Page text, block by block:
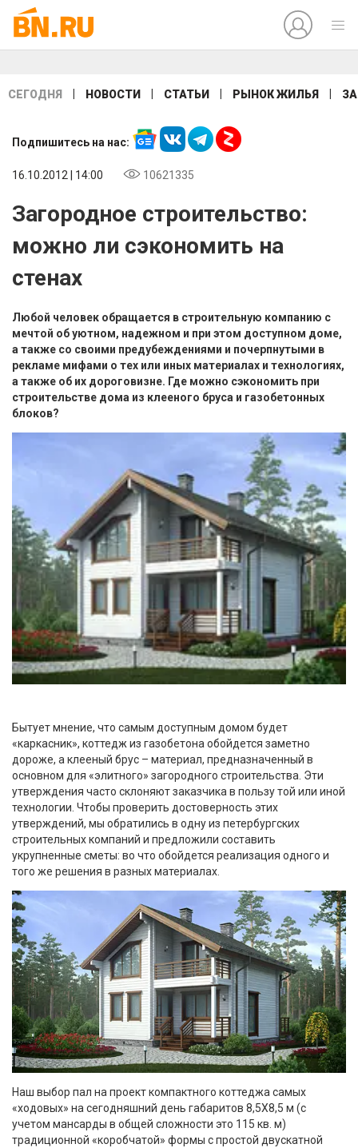
СЕГОДНЯ НОВОСТИ СТАТЬИ РЫНОК ЖИЛЬЯ
Подпишитесь на нас:
16.10.2012 | 14:00 10621335
Загородное строительство:
можно ли сэкономить на
стенах
Любой человек обращается в строительную компанию с
мечтой об уютном, надежном и при этом доступном доме,
а также со своими предубеждениями и почерпнутыми в
рекламе мифами о тех или иных материалах и технологиях,
а также об их дороговизне. Где можно сэкономить при
строительстве дома из клееного бруса и газобетонных
блоков?
Бытует мнение, что самым доступным домом будет
«каркасник», коттедж из газобетона обойдется заметно
дороже, а клееный брус – материал, предназначенный в
основном для «элитного» загородного строительства. Эти
утверждения часто склоняют заказчика в пользу той или иной
технологии. Чтобы проверить достоверность этих
утверждений, мы обратились в одну из петербургских
строительных компаний и предложили составить
укрупненные сметы: во что обойдется реализация одного и
того же решения в разных материалах.
Наш выбор пал на проект компактного коттеджа самых
«ходовых» на сегодняшний день габаритов 8,5Х8,5 м (с
учетом мансарды в общей сложности это 115 кв. м)
традиционной «коробчатой» формы с простой двускатной